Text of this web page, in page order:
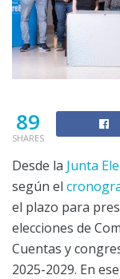
89
SHARES
Desde la Junta
según el
el plazo para
elecciones de
Cuentas y
2025-2029. En